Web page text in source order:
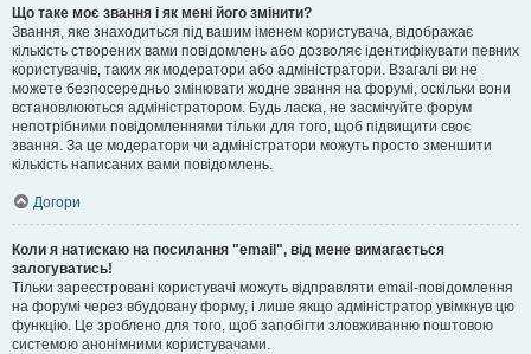
Що таке моє звання і як мені його змінити?
Звання, яке знаходиться під вашим іменем користувача, відображає
кількість створених вами повідомлень або дозволяє ідентифікувати певних
користувачів, таких як модератори або адміністратори. Взагалі ви не
можете безпосередньо змінювати жодне звання на форумі, оскільки вони
встановлюються адміністратором. Будь ласка, не засмічуйте форум
непотрібними повідомленнями тільки для того, щоб підвищити своє
звання. За це модератори чи адміністратори можуть просто зменшити
кількість написаних вами повідомлень.
Догори
Коли я натискаю на посилання "email", від мене вимагається
залогуватись!
Тільки зареєстровані користувачі можуть відправляти email-повідомлення
на форумі через вбудовану форму, і лише якщо адміністратор увімкнув цю
функцію. Це зроблено для того, щоб запобігти зловживанню поштовою
системою анонімними користувачами.